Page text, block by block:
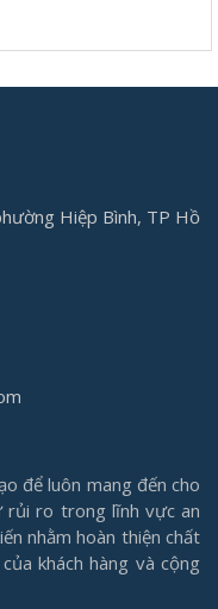
dài. >> Chính phủ
Hiệp Bình, TP Hồ
để luôn mang đến cho
rủi ro trong lĩnh vực an
nhằm hoàn thiện chất
khách hàng và cộng